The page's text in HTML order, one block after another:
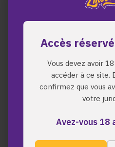
Accès
Vous devez avoir
accéder à ce site.
confirmez que vous
votre
Avez-vous 18
High sativa psychédélique
relaxation indica